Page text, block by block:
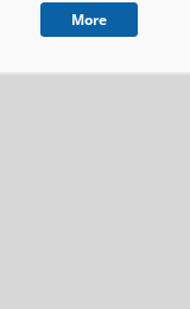
More